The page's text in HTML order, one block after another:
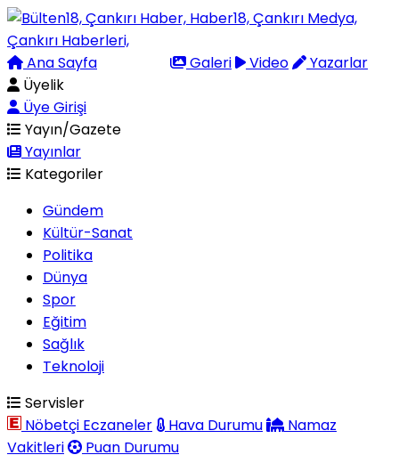
Ana Sayfa Galeri Video
Yazarlar
Üyelik
Üye Girişi
Yayın/Gazete
Yayınlar
Kategoriler
Gündem
Kültür-Sanat
Politika
Dünya
Spor
Eğitim
Sağlık
Teknoloji
Servisler
Nöbetçi Eczaneler
Hava Durumu
Namaz
Vakitleri
Puan Durumu